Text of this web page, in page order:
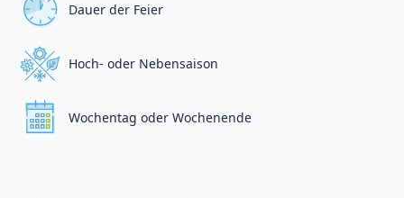
Dauer der Feier
Hoch- oder Nebensaison
Wochentag oder Wochenende